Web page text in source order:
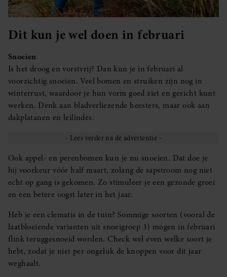
Dit kun je wel doen in februari
Snoeien
Is het droog en vorstvrij? Dan kun je in februari al
voorzichtig snoeien. Veel bomen en struiken zijn nog in
winterrust, waardoor je hun vorm goed ziet en gericht kunt
werken. Denk aan bladverliezende heesters, maar ook aan
dakplatanen en leilindes.
Ook appel- en perenbomen kun je nu snoeien. Dat doe je
bij voorkeur vóór half maart, zolang de sapstroom nog niet
echt op gang is gekomen. Zo stimuleer je een gezonde groei
en een betere oogst later in het jaar.
Heb je een clematis in de tuin? Sommige soorten (vooral de
laatbloeiende varianten uit snoeigroep 3) mogen in februari
flink teruggesnoeid worden. Check wel even welke soort je
hebt, zodat je niet per ongeluk de knoppen voor dit jaar
weghaalt.